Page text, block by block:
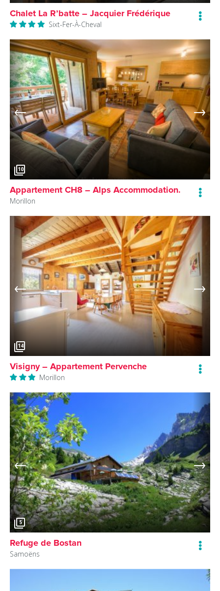
Chalet La R’batte – Jacquier Frédérique
Sixt-Fer-À-Cheval
10
Appartement CH8 – Alps Accommodation.
Morillon
14
Visigny – Appartement Pervenche
Morillon
5
Refuge de Bostan
Samoëns